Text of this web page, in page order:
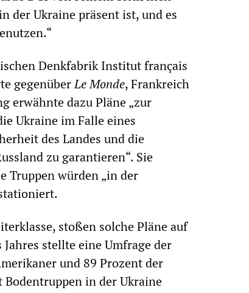
der Ukraine präsent ist, und es
Denkfabrik Institut français
gegenüberLe Monde, Frankreich
erwähnte dazu Pläne „zur
Ukraine im Falle eines
des Landes und die
zu garantieren“. Sie
Truppen würden „in der
stoßen solche Pläne auf
stellte eine Umfrage der
und 89 Prozent der
in der Ukraine